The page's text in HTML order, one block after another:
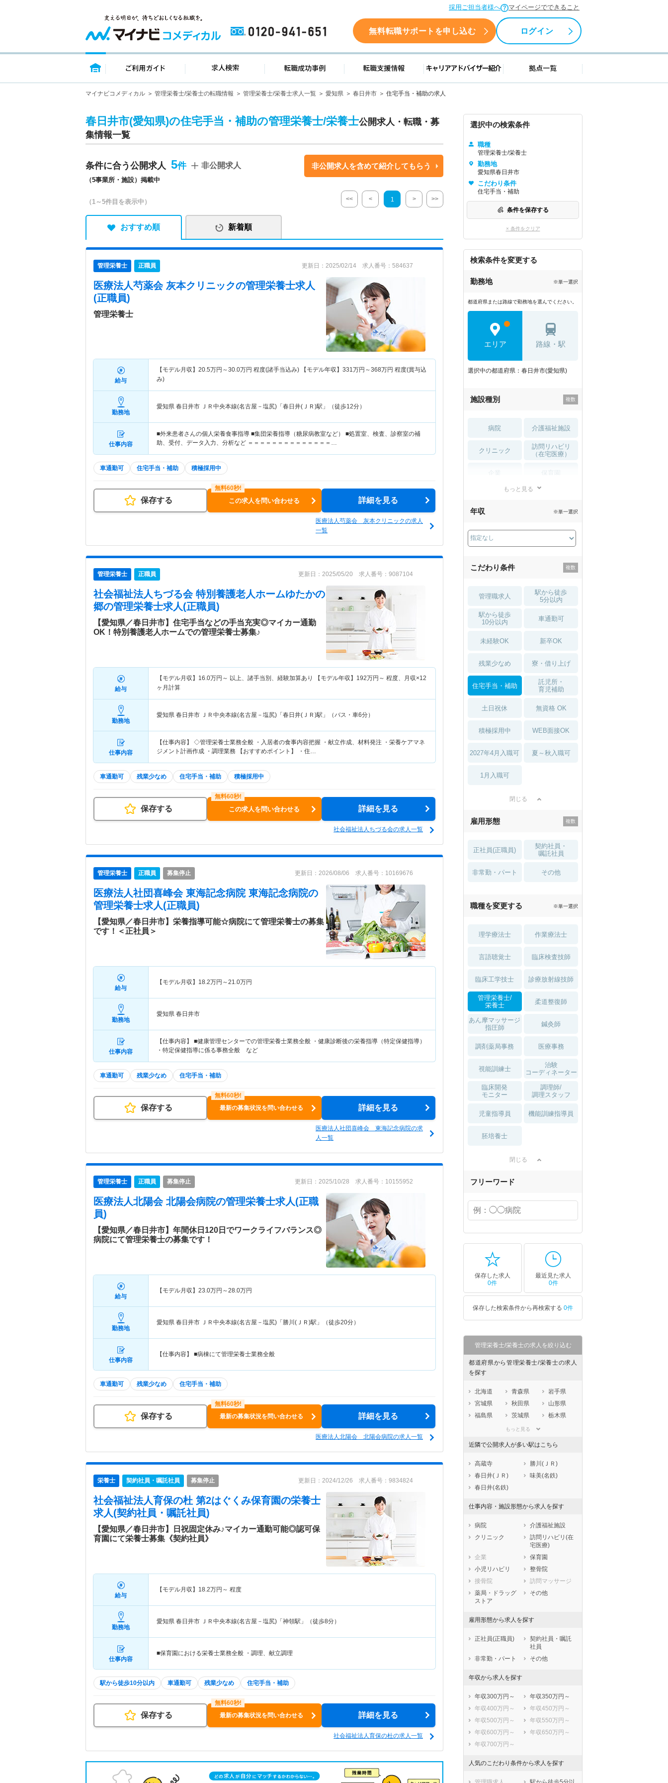
採用ご担当者様へ マイページでできること
0120-941-651 無料転職サポートを申し込む ログイン
トップページ ご利用ガイド 求人検索 転職成功事例 転職支援情報 キャリアアドバイザー紹介 拠点一覧
マイナビコメディカル 管理栄養士/栄養士の転職情報 管理栄養士/栄養士求人一覧 愛知県 春日井市 住宅手当・補助の求人
春日井市(愛知県)の住宅手当・補助の管理栄養士/栄養士公開求人・転職・募
集情報一覧
条件に合う公開求人 5
（5事業所・施設）掲載中
非公開求人 非公開求人を含めて紹介してもらう
（1～5件目を表示中） << < 1 > >>
おすすめ順 新着順
管理栄養士 正職員 更新日：2025/02/14 求人番号：584637
医療法人芍薬会 灰本クリニックの管理栄養士求人
(正職員)
管理栄養士
給与
【モデル月収】 20.5万円～30.0万円 程度(諸手当込み) 【モデル年収】 331万円～368万円 程度(賞与込
み)
勤務地
愛知県 春日井市 ＪＲ中央本線(名古屋－塩尻)「春日井(ＪＲ)駅」（徒歩12分）
仕事内容
■外来患者さんの個人栄養食事指導 ■集団栄養指導（糖尿病教室など） ■処置室、検査、診察室の補
助、受付、データ入力、分析など ＝＝＝＝＝＝＝＝＝＝＝＝＝＝…
車通勤可 住宅手当・補助 積極採用中
保存する この求人を問い合わせる 詳細を見る
医療法人芍薬会 灰本クリニックの求人
一覧
管理栄養士 正職員 更新日：2025/05/20 求人番号：9087104
社会福祉法人ちづる会 特別養護老人ホームゆたかの
郷の管理栄養士求人(正職員)
【愛知県／春日井市】住宅手当などの手当充実◎マイカー通勤
OK！特別養護老人ホームでの管理栄養士募集♪
給与
【モデル月収】 16.0万円～ 以上、諸手当別、経験加算あり 【モデル年収】 192万円～ 程度、月収×12
ヶ月計算
勤務地
愛知県 春日井市 ＪＲ中央本線(名古屋－塩尻)「春日井(ＪＲ)駅」（バス・車6分）
仕事内容
【仕事内容】 ◇管理栄養士業務全般 ・入居者の食事内容把握 ・献立作成、材料発注 ・栄養ケアマネ
ジメント計画作成 ・調理業務 【おすすめポイント】 ・住…
車通勤可 残業少なめ 住宅手当・補助 積極採用中
保存する この求人を問い合わせる 詳細を見る
社会福祉法人ちづる会の求人一覧
管理栄養士 正職員 募集停止 更新日：2026/08/06 求人番号：10169676
医療法人社団喜峰会 東海記念病院 東海記念病院の
管理栄養士求人(正職員)
【愛知県／春日井市】栄養指導可能☆病院にて管理栄養士の募集
です！＜正社員＞
給与
【モデル月収】 18.2万円～21.0万円
勤務地
愛知県 春日井市
仕事内容
【仕事内容】 ■健康管理センターでの管理栄養士業務全般 ・健康診断後の栄養指導（特定保健指導）
・特定保健指導に係る事務全般 など
車通勤可 残業少なめ 住宅手当・補助
保存する 最新の募集状況を問い合わせる 詳細を見る
医療法人社団喜峰会 東海記念病院の求
人一覧
管理栄養士 正職員 募集停止 更新日：2025/10/28 求人番号：10155952
医療法人北陽会 北陽会病院の管理栄養士求人(正職
員)
【愛知県／春日井市】年間休日120日でワークライフバランス◎
病院にて管理栄養士の募集です！
給与
【モデル月収】 23.0万円～28.0万円
勤務地
愛知県 春日井市 ＪＲ中央本線(名古屋－塩尻)「勝川(ＪＲ)駅」（徒歩20分）
仕事内容
【仕事内容】 ■病棟にて管理栄養士業務全般
車通勤可 残業少なめ 住宅手当・補助
保存する 最新の募集状況を問い合わせる 詳細を見る
医療法人北陽会 北陽会病院の求人一覧
栄養士 契約社員・嘱託社員 募集停止 更新日：2024/12/26 求人番号：9834824
社会福祉法人育保の杜 第2はぐくみ保育園の栄養士
求人(契約社員・嘱託社員)
【愛知県／春日井市】日祝固定休み♪マイカー通勤可能◎認可保
育園にて栄養士募集《契約社員》
給与
【モデル月収】 18.2万円～ 程度
勤務地
愛知県 春日井市 ＪＲ中央本線(名古屋－塩尻)「神領駅」（徒歩8分）
仕事内容
■保育園における栄養士業務全般 ・調理、献立調理
駅から徒歩10分以内 車通勤可 残業少なめ 住宅手当・補助
保存する 最新の募集状況を問い合わせる 詳細を見る
社会福祉法人育保の杜の求人一覧
選択中の検索条件
職種
管理栄養士/栄養士
勤務地
愛知県春日井市
こだわり条件
住宅手当・補助
条件を保存する
× 条件をクリア
検索条件を変更する
勤務地 ※単一選択
都道府県または路線で勤務地を選んでください。
エリア 路線・駅
選択中の都道府県：春日井市(愛知県)
施設種別
病院 介護福祉施設
クリニック
訪問リハビリ
（在宅医療）
薬局・
もっと見る
年収 ※単一選択
こだわり条件
管理職求人
駅から徒歩
5分以内
駅から徒歩
10分以内
車通勤可
未経験OK 新卒OK
残業少なめ 寮・借り上げ
住宅手当・補助
託児所・
育児補助
土日祝休 無資格 OK
積極採用中 WEB面接OK
2027年4月入職可 夏～秋入職可
1月入職可
閉じる
雇用形態
正社員(正職員)
契約社員・
嘱託社員
非常勤・パート その他
職種を変更する ※単一選択
理学療法士 作業療法士
言語聴覚士 臨床検査技師
臨床工学技士 診療放射線技師
管理栄養士/
栄養士
柔道整復師
あん摩マッサージ
指圧師
鍼灸師
調剤薬局事務 医療事務
視能訓練士
治験
コーディネーター
臨床開発
モニター
調理師/
調理スタッフ
児童指導員 機能訓練指導員
胚培養士
閉じる
フリーワード
保存した求人
0件
最近見た求人
0件
保存した検索条件から再検索する 0件
管理栄養士/栄養士の求人を絞り込む
都道府県から管理栄養士/栄養士の求人
を探す
北海道 青森県
岩手県
宮城県
秋田県
山形県
福島県
茨城県
栃木県
埼玉県
石川県
福井県
岐阜県
静岡県
愛知県
三重県
滋賀県
鳥取県
島根県
岡山県
広島県
山口県
徳島県
香川県
愛媛県
高知県
長崎県
熊本県
大分県
鹿児島県
沖縄県
もっと見る
近隣で公開求人が多い駅はこちら
高蔵寺
勝川(ＪＲ)
春日井(ＪＲ)
味美(名鉄)
春日井(名鉄)
仕事内容・施設形態から求人を探す
病院
介護福祉施設
クリニック
訪問リハビリ(在
宅医療)
企業
保育園
小児リハビリ
整骨院
接骨院
訪問マッサージ
薬局・ドラッグ
ストア
その他
雇用形態から求人を探す
正社員(正職員)
契約社員・嘱託
社員
非常勤・パート
その他
年収から求人を探す
年収300万円～
年収350万円～
年収400万円～
年収450万円～
年収500万円～
年収550万円～
年収600万円～
年収650万円～
年収700万円～
人気のこだわり条件から求人を探す